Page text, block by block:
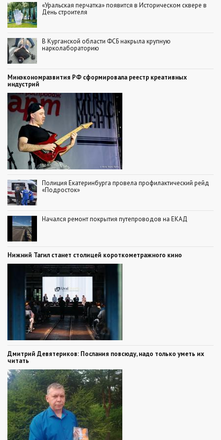
«Уральская перчатка» появится в Историческом сквере в
День строителя
В Курганской области ФСБ накрыла крупную
нарколабораторию
Минэкономразвития РФ сформировала реестр креативных
индустрий
Полиция Екатеринбурга провела профилактический рейд
«Подросток»
Начался ремонт покрытия путепроводов на ЕКАД
Нижний Тагил станет столицей короткометражного кино
Дмитрий Девятериков: Послания повсюду, надо только уметь их
читать